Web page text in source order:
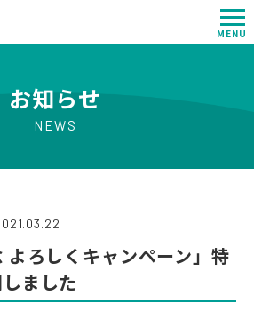
MENU
お知らせ
NEWS
よろしくキャンペーン」特
ました